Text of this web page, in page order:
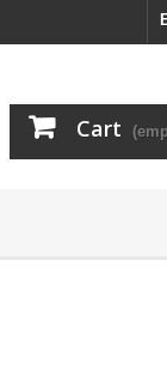
Cart